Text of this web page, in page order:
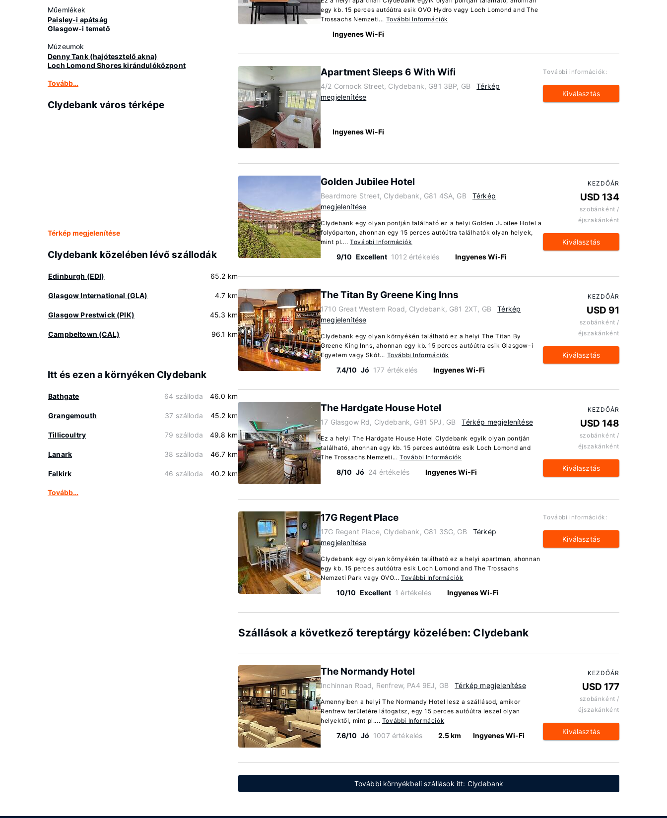
Műemlékek
Paisley-i apátság
Glasgow-i temető
Múzeumok
Denny Tank (hajótesztelő akna)
Loch Lomond Shores kirándulóközpont
Tovább…
Clydebank város térképe
Térkép megjelenítése
Clydebank közelében lévő szállodák
Edinburgh (EDI) 65.2 km
Glasgow International (GLA) 4.7 km
Glasgow Prestwick (PIK) 45.3 km
Campbeltown (CAL) 96.1 km
Itt és ezen a környéken Clydebank
Bathgate 64 szálloda 46.0 km
Grangemouth 37 szálloda 45.2 km
Tillicoultry 79 szálloda 49.8 km
Lanark 38 szálloda 46.7 km
Falkirk 46 szálloda 40.2 km
Tovább…
egy kb. 15 perces autóútra esik OVO Hydro vagy Loch Lomond and The
Trossachs Nemzeti... További Információk
Ingyenes Wi-Fi
Apartment Sleeps 6 With Wifi
4/2 Cornock Street, Clydebank, G81 3BP, GB
Térkép
megjelenítése
Ingyenes Wi-Fi
További információk:
Kiválasztás
Golden Jubilee Hotel
Beardmore Street, Clydebank, G81 4SA, GB
Térkép
megjelenítése
Clydebank egy olyan pontján található ez a helyi Golden Jubilee Hotel a
folyóparton, ahonnan egy 15 perces autóútra találhatók olyan helyek,
mint pl....További Információk
9/10 Excellent 1012 értékelés Ingyenes Wi-Fi
KEZDŐÁR
USD 134
szobánként /
éjszakánként
Kiválasztás
The Titan By Greene King Inns
1710 Great Western Road, Clydebank, G81 2XT, GB
Térkép
megjelenítése
Clydebank egy olyan környékén található ez a helyi The Titan By
Greene King Inns, ahonnan egy kb. 15 perces autóútra esik Glasgow-i
Egyetem vagy Skót... További Információk
7.4/10 Jó 177 értékelés Ingyenes Wi-Fi
KEZDŐÁR
USD 91
szobánként /
éjszakánként
Kiválasztás
The Hardgate House Hotel
17 Glasgow Rd, Clydebank, G81 5PJ, GB Térkép megjelenítése
Ez a helyi The Hardgate House Hotel Clydebank egyik olyan pontján
található, ahonnan egy kb. 15 perces autóútra esik Loch Lomond and
The Trossachs Nemzeti...További Információk
8/10 Jó 24 értékelés Ingyenes Wi-Fi
KEZDŐÁR
USD 148
szobánként /
éjszakánként
Kiválasztás
17G Regent Place
17G Regent Place, Clydebank, G81 3SG, GB
Térkép
megjelenítése
Clydebank egy olyan környékén található ez a helyi apartman, ahonnan
egy kb. 15 perces autóútra esik Loch Lomond and The Trossachs
Nemzeti Park vagy OVO...További Információk
10/10 Excellent 1 értékelés Ingyenes Wi-Fi
További információk:
Kiválasztás
Szállások a következő tereptárgy közelében: Clydebank
The Normandy Hotel
Inchinnan Road, Renfrew, PA4 9EJ, GB Térkép megjelenítése
Amennyiben a helyi The Normandy Hotel lesz a szállásod, amikor
Renfrew területére látogatsz, egy 15 perces autóútra leszel olyan
helyektől, mint pl.... További Információk
7.6/10 Jó 1007 értékelés 2.5 km Ingyenes Wi-Fi
KEZDŐÁR
USD 177
szobánként /
éjszakánként
Kiválasztás
További környékbeli szállások itt: Clydebank